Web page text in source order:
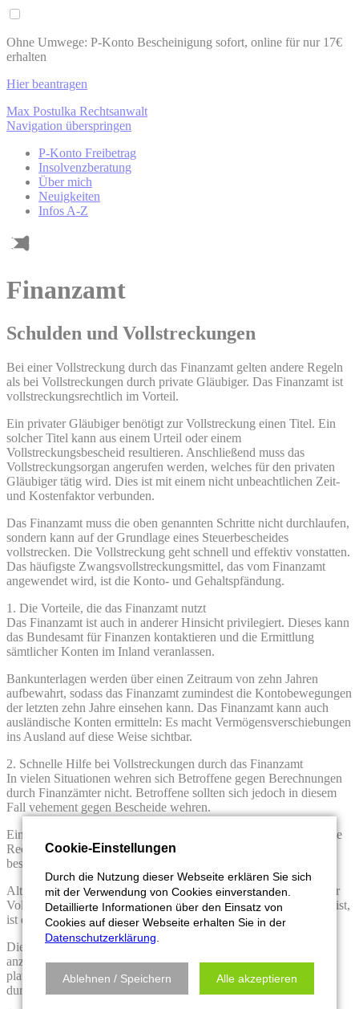
Ohne Umwege: P-Konto Bescheinigung sofort, online für nur 17€
erhalten
Hier beantragen
Max Postulka Rechtsanwalt
Navigation überspringen
P-Konto Freibetrag
Insolvenzberatung
Über mich
Neuigkeiten
Infos A-Z
Finanzamt
Schulden und Vollstreckungen
Bei einer Vollstreckung durch das Finanzamt gelten andere Regeln
als bei Vollstreckungen durch private Gläubiger. Das Finanzamt ist
vollstreckungsrechtlich im Vorteil.
Ein privater Gläubiger benötigt zur Vollstreckung einen Titel. Ein
solcher Titel kann aus einem Urteil oder einem
Vollstreckungsbescheid resultieren. Anschließend muss das
Vollstreckungsorgan angerufen werden, welches für den privaten
Gläubiger tätig wird. Dies ist mit einem nicht unbeachtlichen Zeit-
und Kostenfaktor verbunden.
Das Finanzamt muss die oben genannten Schritte nicht durchlaufen,
sondern kann auf der Grundlage eines Steuerbescheides
vollstrecken. Die Vollstreckung geht schnell und effektiv vonstatten.
Das häufigste Zwangsvollstreckungsmittel, das vom Finanzamt
angewendet wird, ist die Konto- und Gehaltspfändung.
1. Die Vorteile, die das Finanzamt nutzt
Das Finanzamt ist auch in anderer Hinsicht privilegiert. Dieses kann
das Bundesamt für Finanzen kontaktieren und die Ermittlung
sämtlicher Konten im Inland veranlassen.
Bankunterlagen werden über einen Zeitraum von zehn Jahren
aufbewahrt, sodass das Finanzamt zumindest die Kontobewegungen
der letzten zehn Jahre einsehen kann. Das Finanzamt kann auch
ausländische Konten ermitteln: Es macht Vermögensverschiebungen
ins Ausland auf diese Weise sichtbar.
2. Schnelle Hilfe bei Vollstreckungen durch das Finanzamt
In vielen Situationen wehren sich Betroffene gegen Berechnungen
durch Finanzämter nicht. Betroffene sollten sich jedoch in diesem
Fall vehement gegen Bescheide wehren.
Ein Einspruch muss innerhalb der angegebenen Frist erfolgen. Die
Rechtsfolge eines Einspruchs liegt darin, dass der Bescheid nicht
bestandskräftig wird.
Alternativ bzw. zusätzlich können Betroffene eine Aussetzung der
Vollziehung beantragen. Wenn eine Existenzbedrohung gegeben ist,
ist eine Vollstreckung unbillig.
Die Betroffenen sollten die Richtigkeit des Steuerbescheides
anzweifeln und dies ausführlich begründen. Sollte das Finanzamt
plausible Begründungen ablehnen, muss der Antrag gerichtlich
durchgesetzt werden.
Cookie-Einstellungen
Durch die Nutzung dieser Webseite erklären Sie sich
mit der Verwendung von Cookies einverstanden.
Detaillierte Informationen über den Einsatz von
Cookies auf dieser Webseite erhalten Sie in der
Datenschutzerklärung.
Ablehnen / Speichern Alle akzeptieren